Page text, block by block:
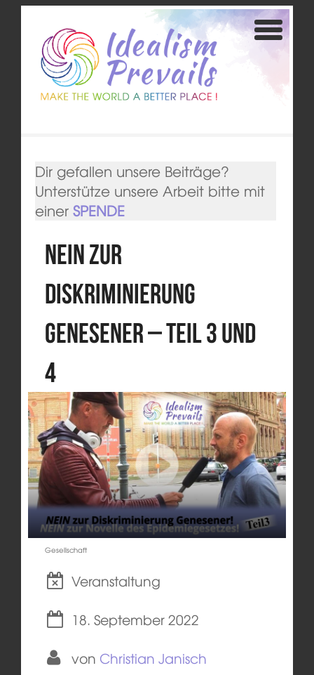
Dir gefallen unsere Beiträge?
Unterstütze unsere Arbeit bitte mit
einer SPENDE
Nein zur
Diskriminierung
Genesener – Teil 3 und
4
Gesellschaft
Veranstaltung
18. September 2022
von Christian Janisch